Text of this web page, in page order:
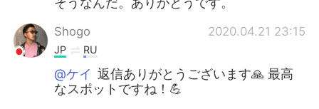
Shogo 2020.04.21 23:15
JP RU
@ケイ 返信ありがとうございます🙏 最高
なスポットですね！💪